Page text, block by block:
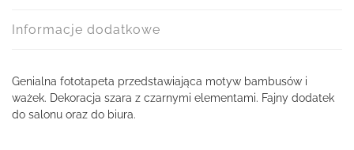
Informacje dodatkowe
Genialna fototapeta przedstawiająca motyw bambusów i
ważek. Dekoracja szara z czarnymi elementami. Fajny dodatek
do salonu oraz do biura.